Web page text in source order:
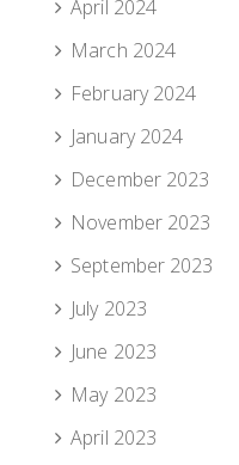
April 2024
March 2024
February 2024
January 2024
December 2023
November 2023
September 2023
July 2023
June 2023
May 2023
April 2023